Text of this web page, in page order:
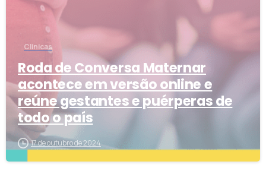
Clinicas
Roda de Conversa Maternar
acontece em versão online e
reúne gestantes e puérperas de
todo o país
17 de outubro de 2024